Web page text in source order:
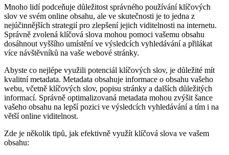
Mnoho lidí podceňuje důležitost správného používání klíčových
slov ve svém online obsahu, ale ve skutečnosti je to jedna z
nejúčinnějších strategií pro zlepšení jejich viditelnosti na internetu.
Správně zvolená klíčová slova mohou pomoci vašemu obsahu
dosáhnout vyššího umístění ve výsledcích vyhledávání a přilákat
více návštěvníků na vaše webové stránky.
Abyste co nejlépe využili potenciál klíčových slov, je důležité mít
kvalitní metadata. Metadata obsahuje informace o obsahu vašeho
webu, včetně klíčových slov, popisu stránky a dalších důležitých
informací. Správně optimalizovaná metadata mohou zvýšit šance
vašeho obsahu na lepší pozici ve výsledcích vyhledávání a tím i na
větší online viditelnost.
Zde je několik tipů, jak efektivně využít klíčová slova ve vašem
obsahu: